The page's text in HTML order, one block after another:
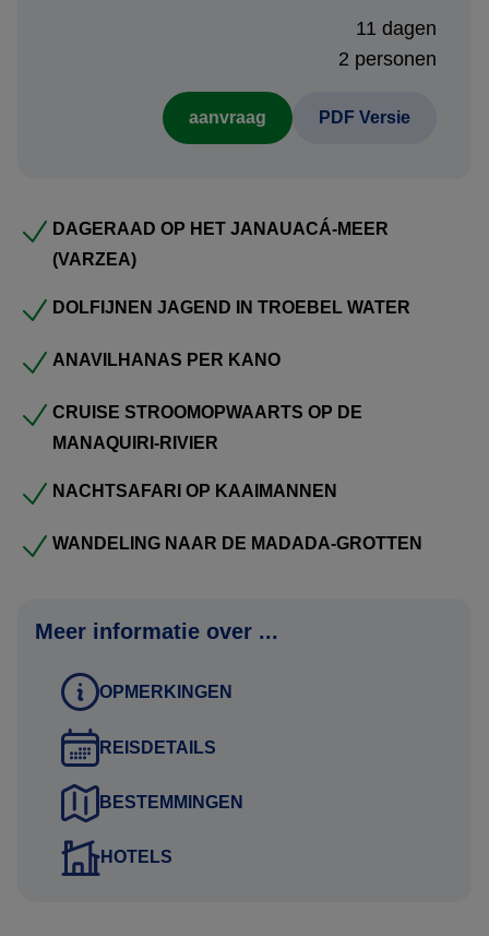
Het eerste ochtendlicht schildert een kleurrijk mozaïek
boven het water, de nacht gonst van mysterieuze geluiden.
rivierdolfijnen—momenten die zowel ontroeren als blijven
nazinderen.
Je glijdt langs paalwoningen en drijvende markten en
gemeenschappen die deze immense jungle thuis noemen
fascinerende contrast tussen het zwarte water van de Rio
tot leven bij de Encontro das Águas, waar beide stromen
van zoetwater en oerbos, met reusachtige Samauma-
bomen en dolfijnen die speels de boeg begeleiden. Op het
Janauacá-meer, in de vruchtbare varzea, vormt de
dageraad een levend tableau van foeragerende vogels,
jagende dolfijnen en visserspirogi’s—puur Amazoneleven
in beweging.
Een reis vol zeldzame schoonheid die, gedragen door het
comfort van een voortreffelijk gebouwd schip, een
11 dagen
2 personen
aanvraag PDF Versie
DAGERAAD OP HET JANAUACÁ-MEER
(VARZEA)
DOLFIJNEN JAGEND IN TROEBEL WATER
ANAVILHANAS PER KANO
CRUISE STROOMOPWAARTS OP DE
MANAQUIRI-RIVIER
NACHTSAFARI OP KAAIMANNEN
WANDELING NAAR DE MADADA-GROTTEN
Meer informatie over ...
OPMERKINGEN
REISDETAILS
BESTEMMINGEN
HOTELS